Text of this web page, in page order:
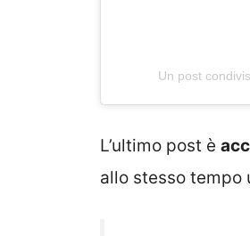
Un post
L’ultimo post è
allo stesso tempo